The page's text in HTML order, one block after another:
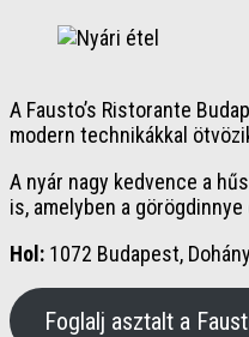
A Fausto’s Ristorante
modern technikákkal
A nyár nagy kedvence a
is, amelyben a
Hol: 1072 Budapest,
Foglalj asztalt a